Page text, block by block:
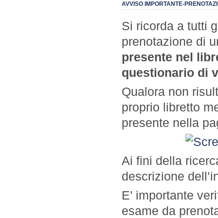
AVVISO IMPORTANTE-
Si ricorda a tutti
prenotazione di
presente nel
questionario di
Qualora non
proprio libretto
presente nella
Ai fini della
descrizione
E’ importante
esame da